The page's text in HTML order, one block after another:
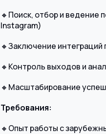
🔸Поиск, отбор и ведение
Instagram)
🔸Заключение интеграций
🔸Контроль выходов и
🔸Масштабирование
Требования:
🔸Опыт работы с